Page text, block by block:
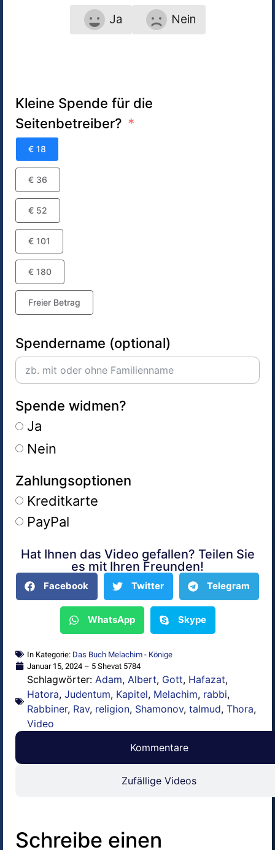
Ja Nein
Kleine Spende für die
Seitenbetreiber?
€ 18
€ 36
€ 52
€ 101
€ 180
Freier Betrag
Spendername (optional)
Spende widmen?
Ja
Nein
Zahlungsoptionen
Kreditkarte
PayPal
Alternative:
Hat Ihnen das Video gefallen? Teilen Sie
es mit Ihren Freunden!
Facebook Twitter Telegram
WhatsApp Skype
In Kategorie: Das Buch Melachim - Könige
Januar 15, 2024 – 5 Shevat 5784
Schlagwörter: Adam, Albert, Gott, Hafazat,
Hatora, Judentum, Kapitel, Melachim, rabbi,
Rabbiner, Rav, religion, Shamonov, talmud, Thora,
Video
Kommentare
Zufällige Videos
Schreibe einen